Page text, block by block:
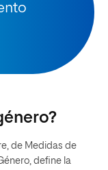
de Medidas de
define la